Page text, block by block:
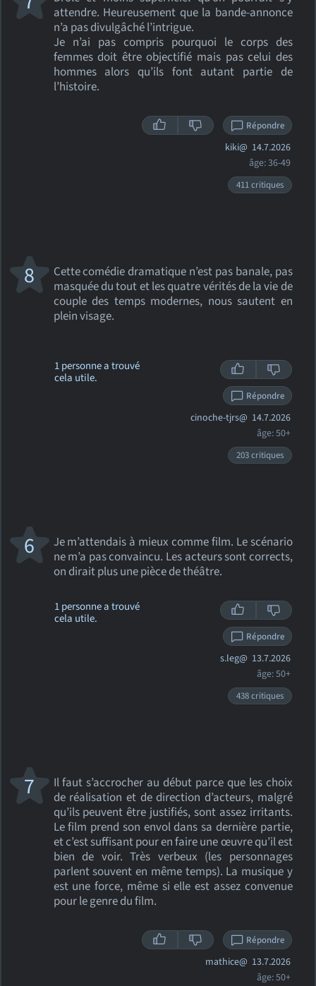
attendre. Heureusement que la bande-annonce
n’a pas divulgâché l’intrigue.
Je n’ai pas compris pourquoi le corps des
femmes doit être objectifié mais pas celui des
hommes alors qu’ils font autant partie de
l’histoire.
Répondre
kiki@ 14.7.2026
âge: 36-49
411 critiques
Cette comédie dramatique n’est pas banale, pas
masquée du tout et les quatre vérités de la vie de
couple des temps modernes, nous sautent en
plein visage.
8
1 personne a trouvé
cela utile.
Répondre
cinoche-tjrs@ 14.7.2026
âge: 50+
203 critiques
Je m’attendais à mieux comme film. Le scénario
ne m’a pas convaincu. Les acteurs sont corrects,
on dirait plus une pièce de théâtre.
6
1 personne a trouvé
cela utile.
Répondre
s.leg@ 13.7.2026
âge: 50+
438 critiques
Il faut s’accrocher au début parce que les choix
de réalisation et de direction d’acteurs, malgré
qu’ils peuvent être justifiés, sont assez irritants.
Le film prend son envol dans sa dernière partie,
et c’est suffisant pour en faire une œuvre qu’il est
bien de voir. Très verbeux (les personnages
parlent souvent en même temps). La musique y
est une force, même si elle est assez convenue
pour le genre du film.
7
Répondre
mathice@ 13.7.2026
âge: 50+